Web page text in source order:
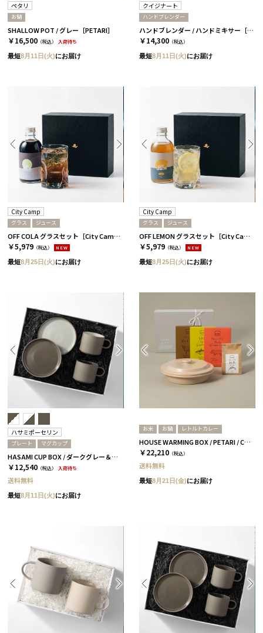
ペタリ
お鍋
SHALLOW POT / グレー［PETARI］
￥16,500 （税込） 入荷待ち
最短8月11日(火)にお届け
クイジナート
ハンドブレンダー
ハンドブレンダー / ハンドミキサー［クイジナート］
￥14,300 （税込）
最短8月11日(火)にお届け
City Camp
グラス ジュース
OFF COLA グラスセット［City Camp］
￥5,979 （税込） NEW
最短8月25日(火)にお届け
City Camp
グラス ジュース
OFF LEMON グラスセット［City Camp］
￥5,979 （税込） NEW
最短8月25日(火)にお届け
ハサミポーセリン
プレート マグカップ
HASAMI CUP BOX / ダークグレー＆アッシュホワイト［ハサミポーセリン］
￥12,540 （税込） 入荷待ち
送料無料
最短8月11日(火)にお届け
お米 お鍋 レトルトカレー
HOUSE WARMING BOX / PETARI / CURRY&RICE PETARI BEIGE
￥22,210 （税込）
送料無料
最短8月21日(金)にお届け